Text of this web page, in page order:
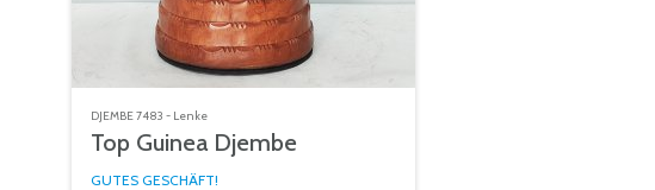
DJEMBE 7483 - Lenke
Top Guinea Djembe
GUTES GESCHÄFT!